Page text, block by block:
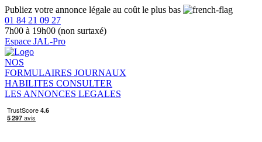
Publiez votre annonce légale au coût le plus bas
01 84 21 09 27
7h00 à 19h00 (non surtaxé)
Espace JAL-Pro
NOS
FORMULAIRES JOURNAUX
HABILITES CONSULTER
LES ANNONCES LEGALES